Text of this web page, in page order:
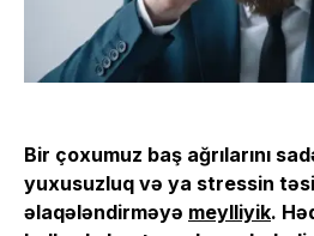
Bir çoxumuz baş ağrılarını
yuxusuzluq və ya stressin
əlaqələndirməyə meylliyik.